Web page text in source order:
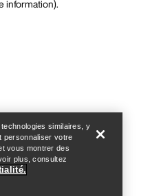
information).
similaires, y
personnaliser votre
vous montrer des
plus, consultez